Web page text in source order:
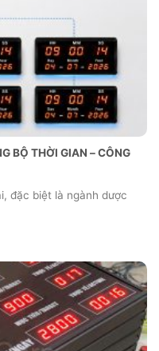
BỘ THỜI GIAN – CÔNG
đặc biệt là ngành dược